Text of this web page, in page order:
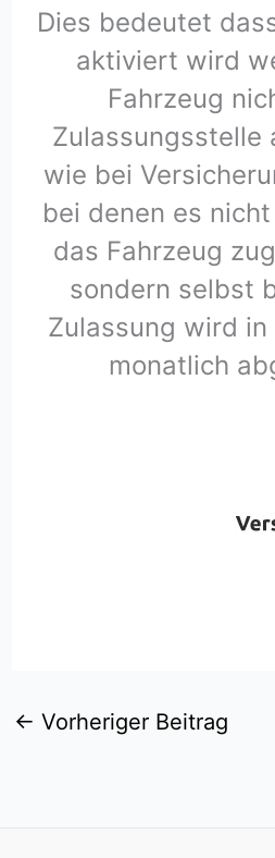
Dies bedeutet
aktiviert wird
Fahrzeug
Zulassungsstelle
wie bei
bei denen es
das Fahrzeug
sondern selbst
Zulassung wird
monatlich
← Vorheriger Beitrag